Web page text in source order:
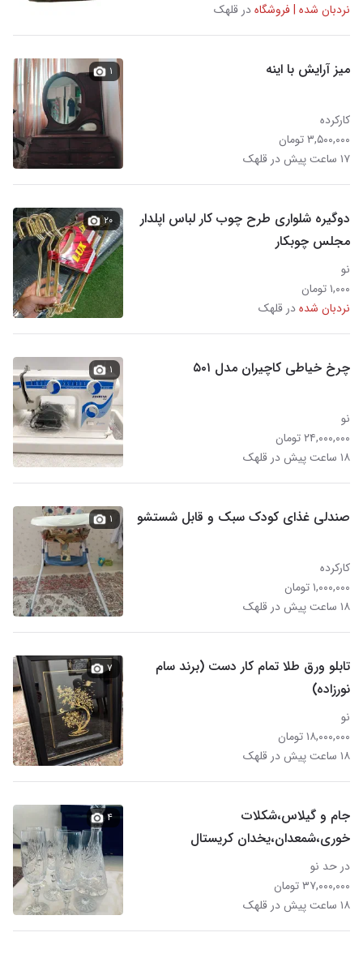
نردبان شده | فروشگاهدر قلهک
میز آرایش با اینه
کارکرده
۳,۵۰۰,۰۰۰ تومان
۱۷ ساعت پیش در قلهک
۱
دوگیره شلواری طرح چوب کار لباس اپلدار
مجلس چوبکار
نو
۱,۰۰۰ تومان
نردبان شدهدر قلهک
۲۰
چرخ خیاطی کاچیران مدل ۵۰۱
نو
۲۴,۰۰۰,۰۰۰ تومان
۱۸ ساعت پیش در قلهک
۱
صندلی غذای کودک سبک و قابل شستشو
کارکرده
۱,۰۰۰,۰۰۰ تومان
۱۸ ساعت پیش در قلهک
۱
تابلو ورق طلا تمام کار دست (برند سام
نورزاده)
نو
۱۸,۰۰۰,۰۰۰ تومان
۱۸ ساعت پیش در قلهک
۷
جام و گیلاس،شکلات
خوری،شمعدان،یخدان کریستال
در حد نو
۳۷,۰۰۰,۰۰۰ تومان
۱۸ ساعت پیش در قلهک
۴